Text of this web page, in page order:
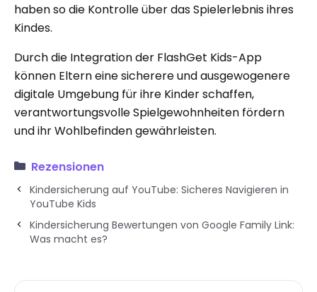
haben so die Kontrolle über das Spielerlebnis ihres
Kindes.
Durch die Integration der FlashGet Kids-App
können Eltern eine sicherere und ausgewogenere
digitale Umgebung für ihre Kinder schaffen,
verantwortungsvolle Spielgewohnheiten fördern
und ihr Wohlbefinden gewährleisten.
Rezensionen
Kindersicherung auf YouTube: Sicheres Navigieren in
YouTube Kids
Kindersicherung Bewertungen von Google Family Link:
Was macht es?